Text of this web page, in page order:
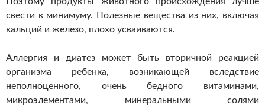
свести к минимуму. Полезные вещества из них, включая
кальций и железо, плохо усваиваются.
Аллергия и диатез может быть вторичной реакцией
организма ребенка, возникающей вследствие
неполноценного, очень бедного витаминами,
микроэлементами, минеральными солями